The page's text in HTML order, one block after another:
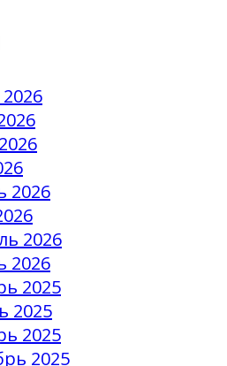
2026
2026
2026
2025
2025
2025
2025